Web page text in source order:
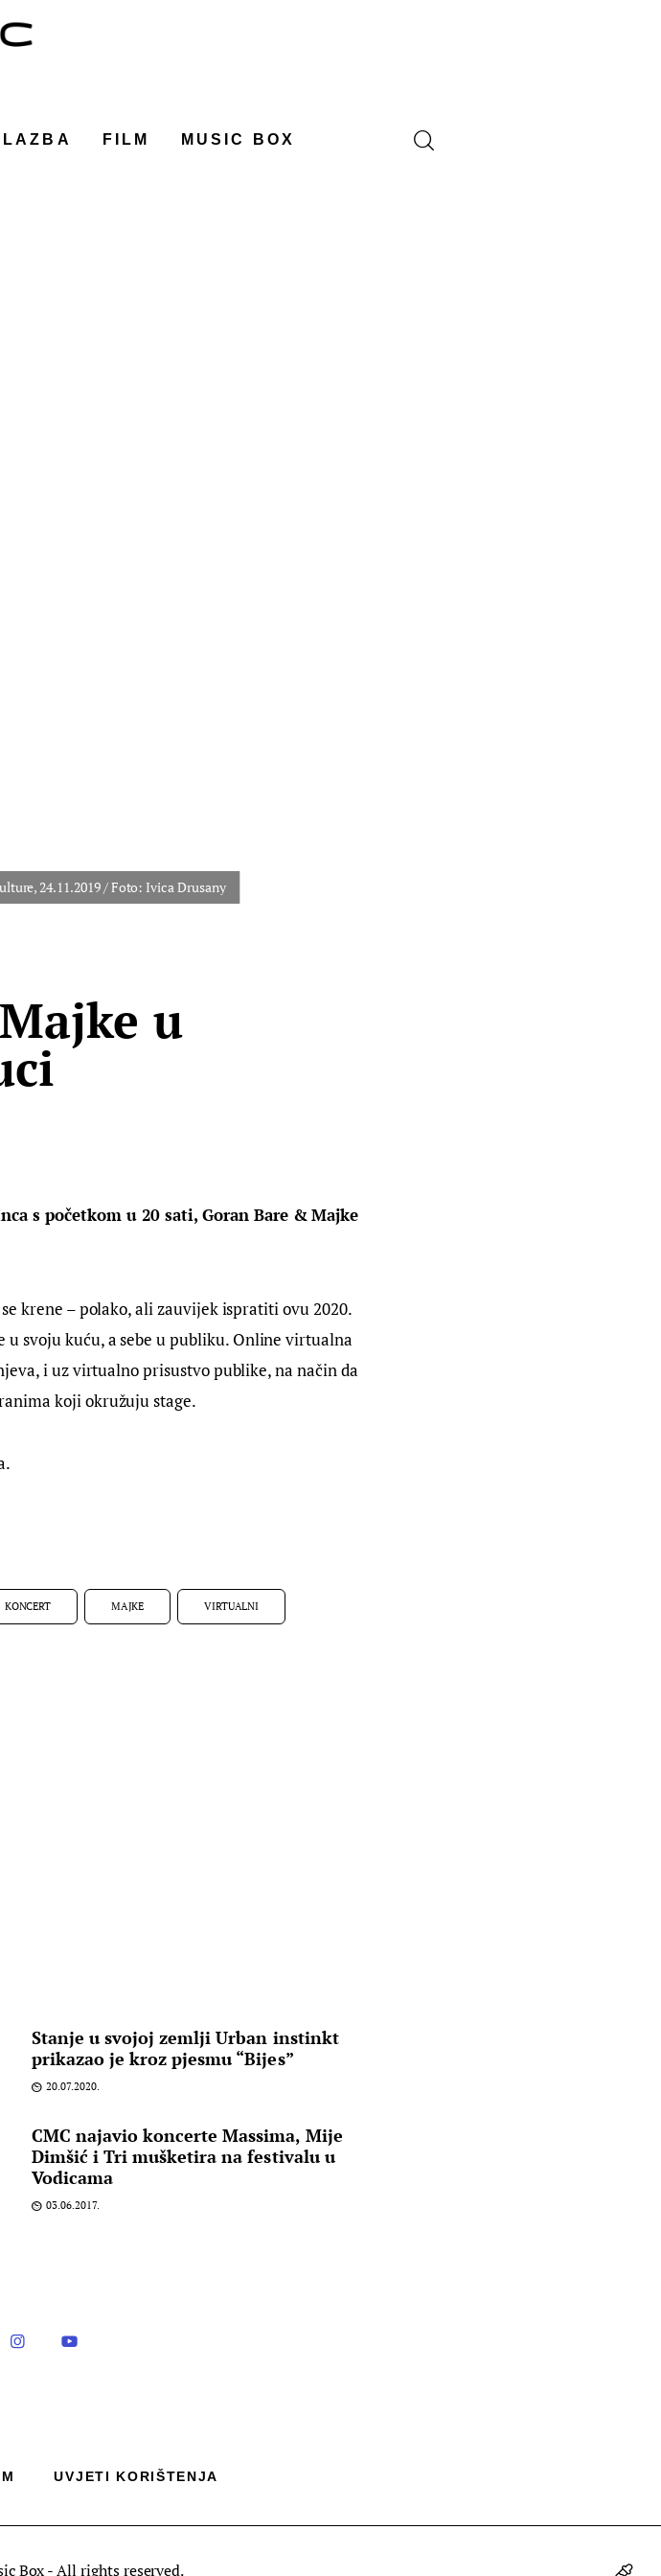
FILM MUSIC BOX
u
s početkom u 20 sati, Goran Bare & Majke
krene – polako, ali zauvijek ispratiti ovu 2020.
svoju kuću, a sebe u publiku. Online virtualna
i uz virtualno prisustvo publike, na način da
koji okružuju stage.
KONCERT MAJKE VIRTUALNI
Stanje u svojoj zemlji Urban instinkt
prikazao je kroz pjesmu “Bijes”
20.07.2020.
CMC najavio koncerte Massima, Mije
Dimšić i Tri mušketira na festivalu u
Vodicama
03.06.2017.
UVJETI KORIŠTENJA
Box - All rights reserved.